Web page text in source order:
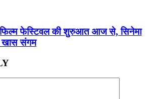
फिल्म फेस्टिवल की शुरुआत आज से, सिनेमा
खास संगम